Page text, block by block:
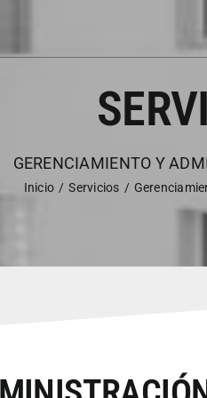
GERENCIAMIENTO Y
Inicio Servicios